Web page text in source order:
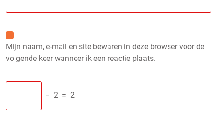
Mijn naam, e-mail en site bewaren in deze browser voor de
volgende keer wanneer ik een reactie plaats.
− 2 = 2